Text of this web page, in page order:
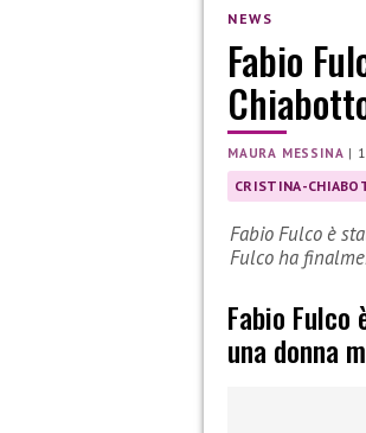
NEWS
Fabio
MAURA MESSINA |
CRISTINA-
Fabio Fulco è
Fulco ha
Fabio
una donna